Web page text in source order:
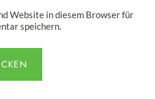
Website in diesem Browser für
speichern.